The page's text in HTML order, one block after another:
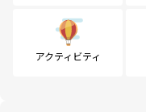
アクティビティ